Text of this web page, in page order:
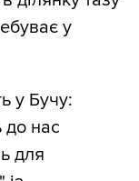
у
у Бучу:
до нас
для